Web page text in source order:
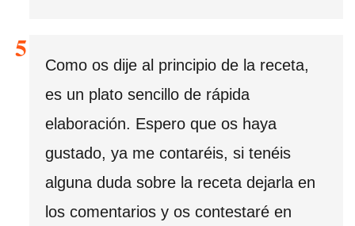
Como os dije al principio de la receta,
es un plato sencillo de rápida
elaboración. Espero que os haya
gustado, ya me contaréis, si tenéis
alguna duda sobre la receta dejarla en
los comentarios y os contestaré en